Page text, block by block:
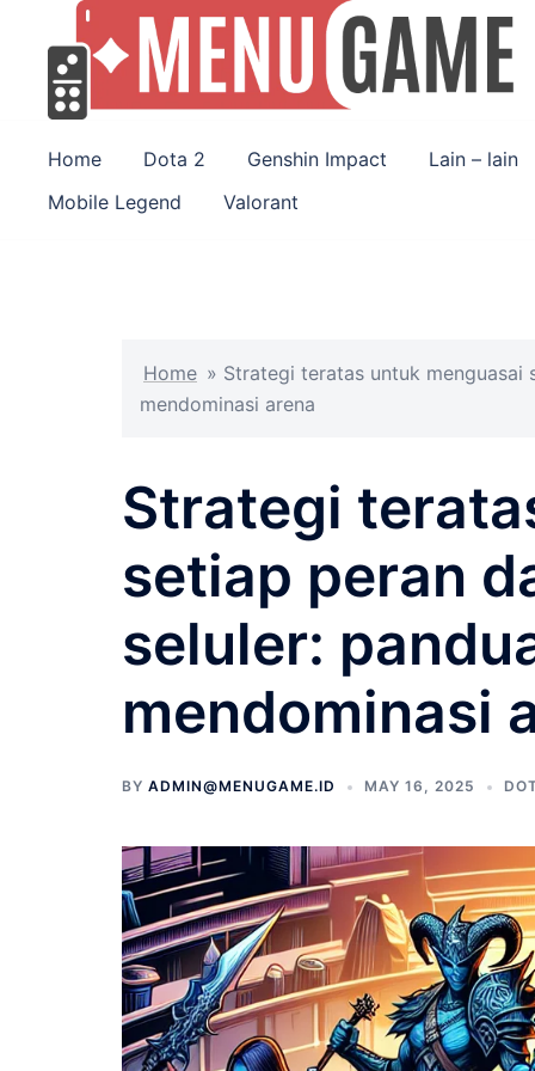
content
Home Dota 2 Genshin Impact
Lain – lain
Mobile Legend
Valorant
Home » Strategi teratas untuk menguasai
mendominasi arena
Strategi
setiap peran
seluler:
mendominasi
BY ADMIN@MENUGAME.ID MAY 16, 2025